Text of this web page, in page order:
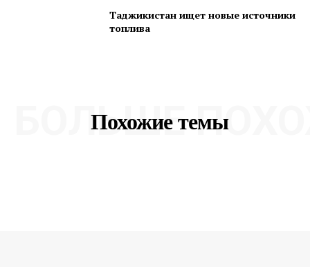
Таджикистан ищет новые источники
топлива
Похожие темы
БОЛЬШЕ